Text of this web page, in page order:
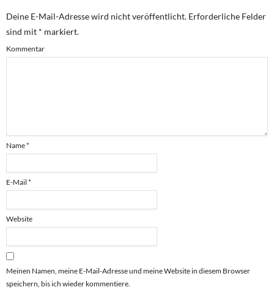
Deine E-Mail-Adresse wird nicht veröffentlicht. Erforderliche Felder
sind mit * markiert.
Kommentar
Name*
E-Mail *
Website
Meinen Namen, meine E-Mail-Adresse und meine Website in diesem Browser
speichern, bis ich wieder kommentiere.